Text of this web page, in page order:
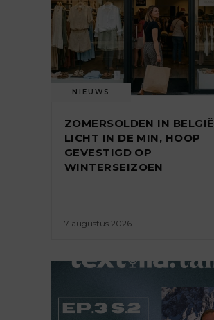
NIEUWS
ZOMERSOLDEN IN BELGIË
LICHT IN DE MIN, HOOP
GEVESTIGD OP
WINTERSEIZOEN
7 augustus 2026